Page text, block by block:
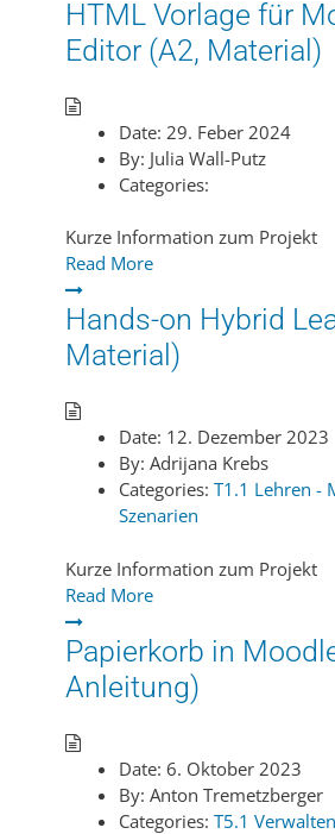
HTML Vorlage für
Editor (A2, Material)
Date: 29. Feber 2024
By: Julia Wall-Putz
Categories:
Kurze Information zum Projekt
Read More
Hands-on Hybrid
Material)
Date: 12. Dezember 2023
By: Adrijana Krebs
Categories: T1.1 Lehren -
Szenarien
Kurze Information zum Projekt
Read More
Papierkorb in
Anleitung)
Date: 6. Oktober 2023
By: Anton Tremetzberger
Categories: T5.1 Verwalten